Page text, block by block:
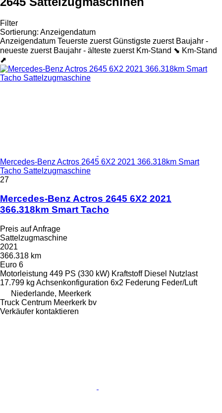
Filter
Sortierung: Anzeigendatum
Anzeigendatum Teuerste zuerst Günstigste zuerst Baujahr -
neueste zuerst Baujahr - älteste zuerst Km-Stand ⬊ Km-Stand
⬈
Mercedes-Benz Actros 2645 6X2 2021 366.318km Smart
Tacho Sattelzugmaschine
27
Mercedes-Benz Actros 2645 6X2 2021
366.318km Smart Tacho
Preis auf Anfrage
Sattelzugmaschine
2021
366.318 km
Euro 6
Motorleistung 449 PS (330 kW) Kraftstoff Diesel Nutzlast
17.799 kg Achsenkonfiguration 6x2 Federung Feder/Luft
Niederlande, Meerkerk
Truck Centrum Meerkerk bv
Verkäufer kontaktieren